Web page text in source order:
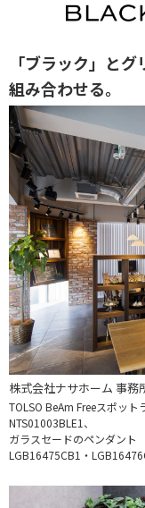
「ブラック」とグ
組み合わせる。
株式会社ナサホーム 事務
TOLSO BeAm Freeスポット
NTS01003BLE1、
ガラスセードのペンダント
LGB16475CB1・